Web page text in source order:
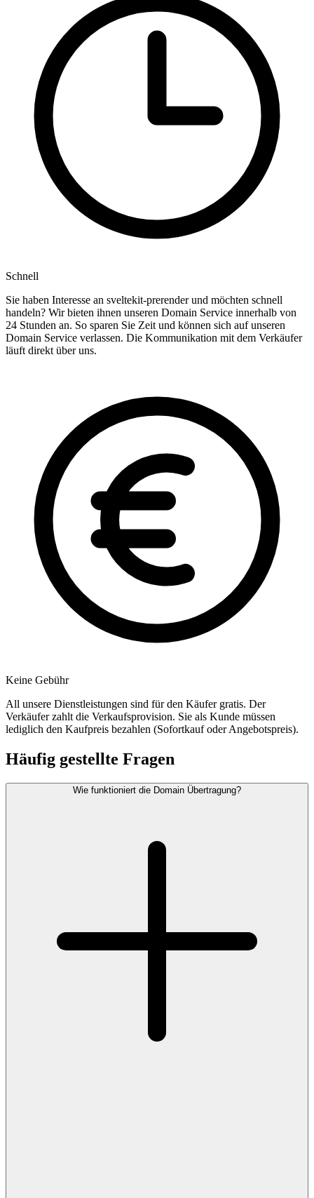
Schnell
Sie haben Interesse an sveltekit-prerender und möchten schnell
handeln? Wir bieten ihnen unseren Domain Service innerhalb von
24 Stunden an. So sparen Sie Zeit und können sich auf unseren
Domain Service verlassen. Die Kommunikation mit dem Verkäufer
läuft direkt über uns.
Keine Gebühr
All unsere Dienstleistungen sind für den Käufer gratis. Der
Verkäufer zahlt die Verkaufsprovision. Sie als Kunde müssen
lediglich den Kaufpreis bezahlen (Sofortkauf oder Angebotspreis).
Häufig gestellte Fragen
Wie funktioniert die Domain Übertragung?